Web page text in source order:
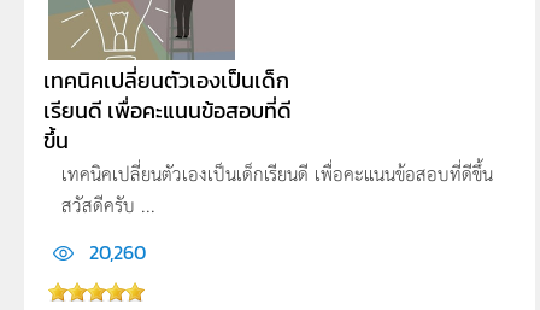
เทคนิคเปลี่ยนตัวเองเป็นเด็ก
เรียนดี เพื่อคะแนนข้อสอบที่ดี
ขึ้น
เทคนิคเปลี่ยนตัวเองเป็นเด็กเรียนดี เพื่อคะแนนข้อสอบที่ดีขึ้น
สวัสดีครับ ...
20,260